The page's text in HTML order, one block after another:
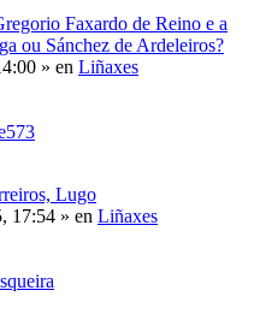
Faxardo de Reino e a
ou Sánchez de Ardeleiros?
» en Liñaxes
Lugo
17:54 » en Liñaxes